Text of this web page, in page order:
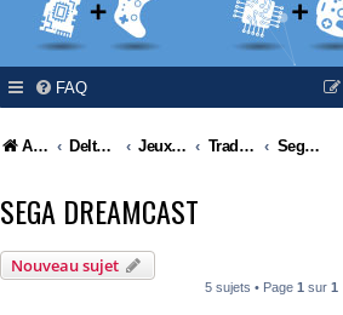
FAQ
Accueil Delta Island Jeux Video Traductions de jeux vidéos / Video games translations / Video games moddings Sega Dreamcast
SEGA DREAMCAST
Nouveau sujet
5 sujets • Page 1 sur 1